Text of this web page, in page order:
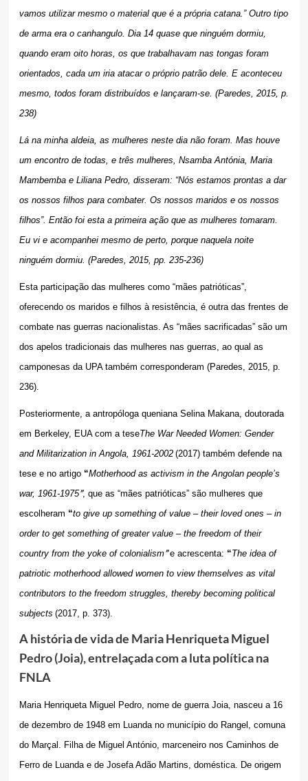
vamos utilizar mesmo o material que é a própria catana.” Outro tipo
de arma era o canhangulo. Dia 14 quase que ninguém dormiu,
quando eram oito horas, os que trabalhavam nas tongas foram
orientados, cada um iria atacar o próprio patrão dele. E aconteceu
mesmo, todos foram distribuídos e lançaram-se. (Paredes, 2015, p.
238)
Lá na minha aldeia, as mulheres neste dia não foram. Mas houve
um encontro de todas, e três mulheres, Nsamba Antónia, Maria
Mambemba e Liliana Pedro, disseram: “Nós estamos prontas a dar
os nossos filhos para combater. Os nossos maridos e os nossos
filhos”. Então foi esta a primeira ação que as mulheres tomaram.
Eu vi e acompanhei mesmo de perto, porque naquela noite
ninguém dormiu. (Paredes, 2015, pp. 235-236)
Esta participação das mulheres como “mães patrióticas”,
oferecendo os maridos e filhos à resistência, é outra das frentes de
combate nas guerras nacionalistas. As “mães sacrificadas” são um
dos apelos tradicionais das mulheres nas guerras, ao qual as
camponesas da UPA também corresponderam (Paredes, 2015, p.
236).
Posteriormente, a antropóloga queniana Selina Makana, doutorada
em Berkeley, EUA com a teseThe War Needed Women: Gender
and Militarization in Angola, 1961-2002 (2017) também defende na
tese e no artigo“Motherhood as activism in the Angolan people’s
war, 1961-1975”, que as “mães patrióticas” são mulheres que
escolheram “to give up something of value – their loved ones – in
order to get something of greater value – the freedom of their
country from the yoke of colonialism”e acrescenta: “The idea of
patriotic motherhood allowed women to view themselves as vital
contributors to the freedom struggles, thereby becoming political
subjects (2017, p. 373).
A história de vida de Maria Henriqueta Miguel
Pedro (Joia), entrelaçada com a luta política na
FNLA
Maria Henriqueta Miguel Pedro, nome de guerra Joia, nasceu a 16
de dezembro de 1948 em Luanda no município do Rangel, comuna
do Marçal. Filha de Miguel António, marceneiro nos Caminhos de
Ferro de Luanda e de Josefa Adão Martins, doméstica. De origem